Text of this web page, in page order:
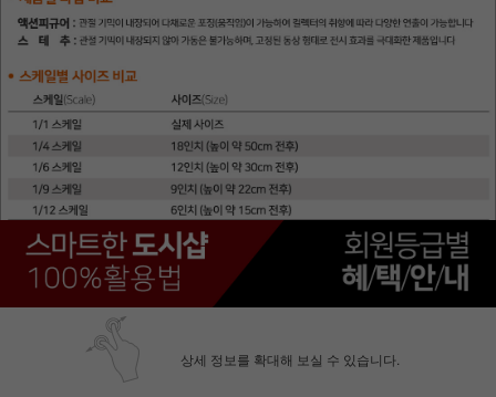
상세 정보를 확대해 보실 수 있습니다.